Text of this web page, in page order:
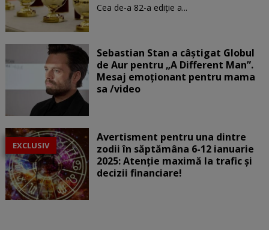
Cea de-a 82-a ediție a...
Sebastian Stan a câștigat Globul
de Aur pentru „A Different Man”.
Mesaj emoționant pentru mama
sa /video
EXCLUSIV
Avertisment pentru una dintre
zodii în săptămâna 6-12 ianuarie
2025: Atenție maximă la trafic și
decizii financiare!